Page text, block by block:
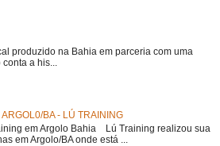
produzido na Bahia em parceria com uma
a his...
BA - LÚ TRAINING
em Argolo Bahia Lú Training realizou sua
em Argolo/BA onde está ...